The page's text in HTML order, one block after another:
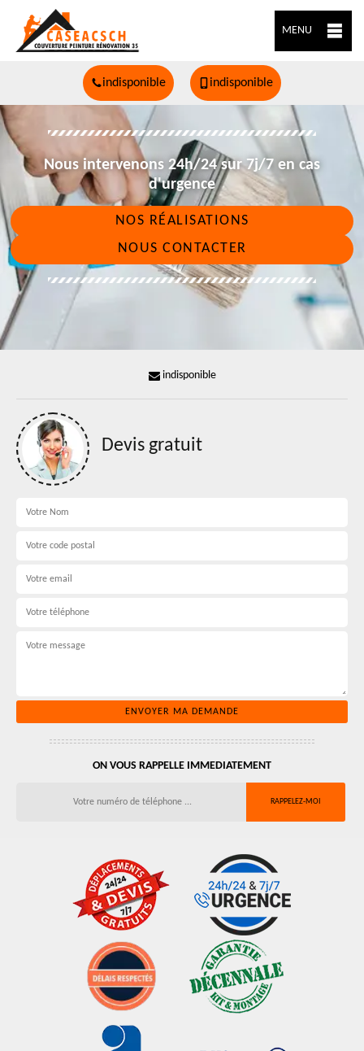
MENU
indisponible indisponible
Nous intervenons 24h/24 sur 7j/7 en cas
d'urgence
NOS RÉALISATIONS
NOUS CONTACTER
indisponible
Devis gratuit
ON VOUS RAPPELLE IMMEDIATEMENT